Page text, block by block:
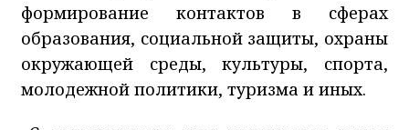
формирование контактов в сферах
образования, социальной защиты, охраны
окружающей среды, культуры, спорта,
молодежной политики, туризма и иных.